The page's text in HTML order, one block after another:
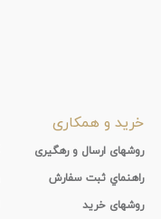
خرید و همکاری
روشهای ارسال و رهگیری
راهنماي ثبت سفارش
روشهای خرید